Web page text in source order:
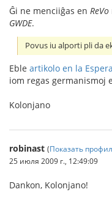
Ĝi ne menciiĝas en ReVo
GWDE.
Povus iu alporti pli da
Eble artikolo en la
iom regas germanismoj
Kolonjano
robinast (Показать
25 июля 2009 г., 12:49:09
Dankon, Kolonjano!